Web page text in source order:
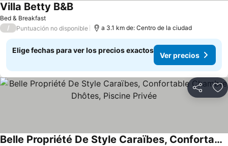
Bed & Breakfast
Villa Betty B&B
/ Puntuación no disponible a 3.1 km de: Centro de la ciudad
Elige fechas para ver los precios exactos
Ver precios
Compartir
Belle Propriété De Style Caraïbes, Confortable Chambre Dhôtes, Piscine Privée